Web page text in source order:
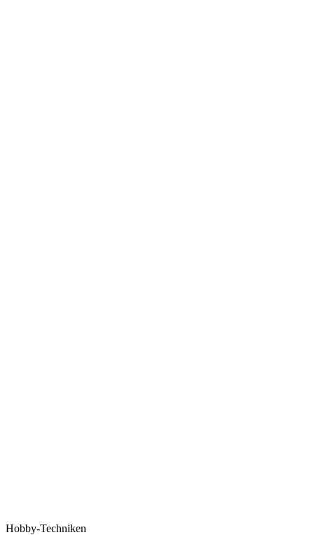
Hobby-Techniken